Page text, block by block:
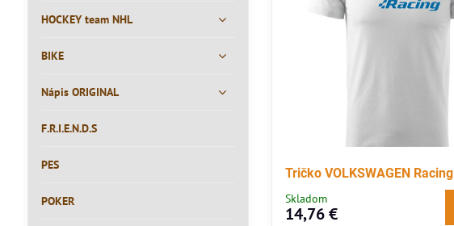
Tričko VOLKSWAGEN Racing
Skladom
14,76 €
HOCKEY team NHL
BIKE
Nápis ORIGINAL
F.R.I.E.N.D.S
PES
POKER